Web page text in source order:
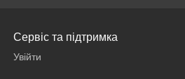
Сервіс та підтримка
Увійти